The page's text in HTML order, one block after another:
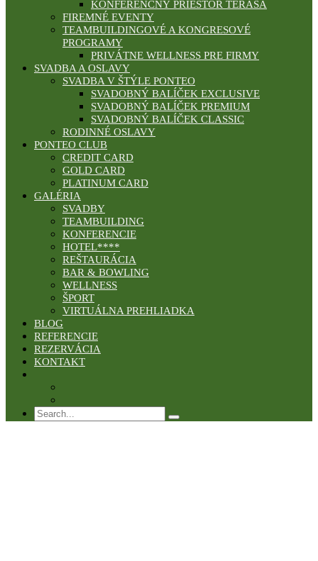
KONFERENČNÝ PRIESTOR TERASA
FIREMNÉ EVENTY
TEAMBUILDINGOVÉ A KONGRESOVÉ
PROGRAMY
PRIVÁTNE WELLNESS PRE FIRMY
SVADBA A OSLAVY
SVADBA V ŠTÝLE PONTEO
SVADOBNÝ BALÍČEK EXCLUSIVE
SVADOBNÝ BALÍČEK PREMIUM
SVADOBNÝ BALÍČEK CLASSIC
RODINNÉ OSLAVY
PONTEO CLUB
CREDIT CARD
GOLD CARD
PLATINUM CARD
GALÉRIA
SVADBY
TEAMBUILDING
KONFERENCIE
HOTEL****
REŠTAURÁCIA
BAR & BOWLING
WELLNESS
ŠPORT
VIRTUÁLNA PREHLIADKA
BLOG
REFERENCIE
REZERVÁCIA
KONTAKT